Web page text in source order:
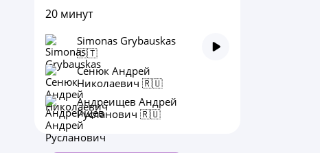
20 минут
Simonas Grybauskas
🇱🇹
Сенюк Андрей
Николаевич 🇷🇺
Андреищев Андрей
Русланович 🇷🇺